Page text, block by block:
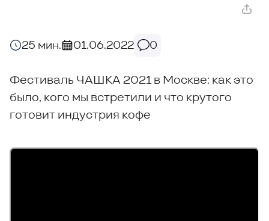
25 мин. 01.06.2022 0
Фестиваль ЧАШКА 2021 в Москве: как это
было, кого мы встретили и что крутого
готовит индустрия кофе